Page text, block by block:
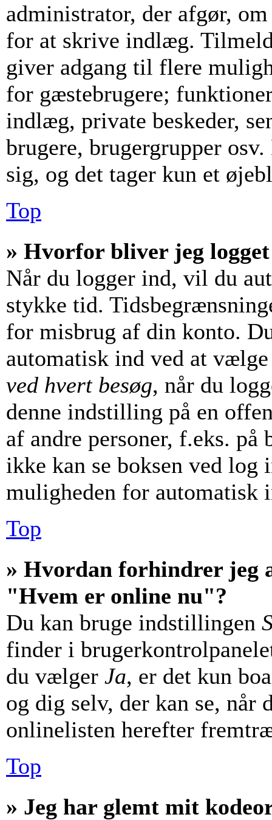
administrator, der afgør,
for at skrive indlæg.
giver adgang til flere
for gæstebrugere;
indlæg, private beskeder,
brugere, brugergrupper
sig, og det tager kun et
Top
» Hvorfor bliver jeg
Når du logger ind, vil du
stykke tid.
for misbrug af din konto.
automatisk ind ved at
ved hvert besøg, når du
denne indstilling på en
af andre personer, f.eks.
ikke kan se boksen ved log
muligheden for automatisk
Top
» Hvordan forhindrer jeg
"Hvem er online nu"?
Du kan bruge indstillingen
finder i
du vælger Ja, er det kun
og dig selv, der kan se,
onlinelisten herefter
Top
» Jeg har glemt mit